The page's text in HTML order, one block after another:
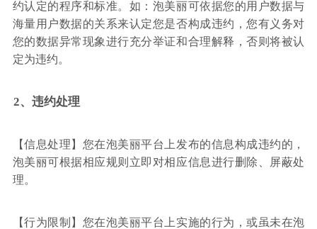
约认定的程序和标准。如：泡美丽可依据您的用户数据与
海量用户数据的关系来认定您是否构成违约，您有义务对
您的数据异常现象进行充分举证和合理解释，否则将被认
定为违约。
2、违约处理
【信息处理】您在泡美丽平台上发布的信息构成违约的，
泡美丽可根据相应规则立即对相应信息进行删除、屏蔽处
理。
【行为限制】您在泡美丽平台上实施的行为，或虽未在泡